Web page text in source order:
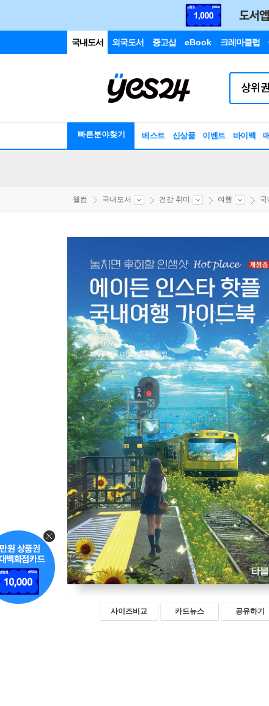
국내도서 외국도서 중고샵 eBook 크레마클럽
빠른분야찾기 베스트 신상품 이벤트 바이백
웰컴 국내도서 건강 취미 여행 국
사이즈비교 카드뉴스 공유하기